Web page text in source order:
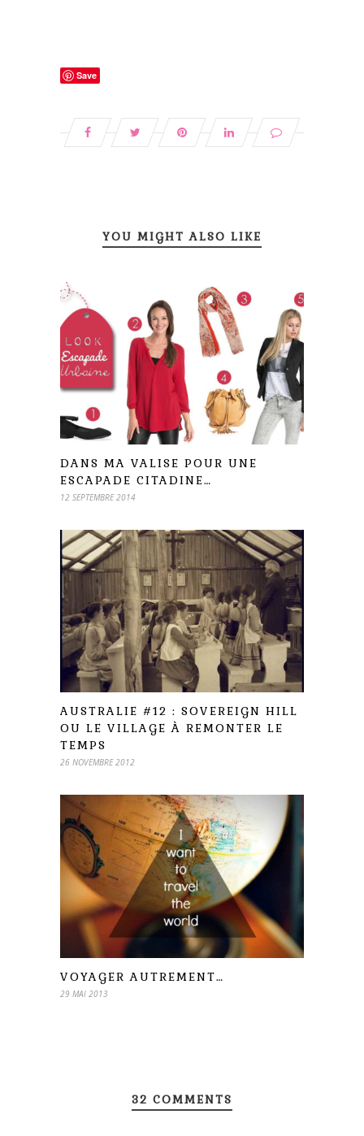
Save
YOU MIGHT ALSO LIKE
DANS MA VALISE POUR UNE
ESCAPADE CITADINE…
12 SEPTEMBRE 2014
AUSTRALIE #12 : SOVEREIGN HILL
OU LE VILLAGE À REMONTER LE
TEMPS
26 NOVEMBRE 2012
VOYAGER AUTREMENT…
29 MAI 2013
32 COMMENTS